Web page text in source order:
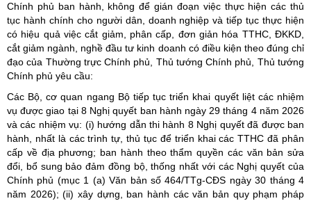
Chính phủ ban hành, không để gián đoạn việc thực hiện các thủ
tục hành chính cho người dân, doanh nghiệp và tiếp tục thực hiện
có hiệu quả việc cắt giảm, phân cấp, đơn giản hóa TTHC, ĐKKD,
cắt giảm ngành, nghề đầu tư kinh doanh có điều kiện theo đúng chỉ
đạo của Thường trực Chính phủ, Thủ tướng Chính phủ, Thủ tướng
Chính phủ yêu cầu:
Các Bộ, cơ quan ngang Bộ tiếp tục triển khai quyết liệt các nhiệm
vụ được giao tại 8 Nghị quyết ban hành ngày 29 tháng 4 năm 2026
và các nhiệm vụ: (i) hướng dẫn thi hành 8 Nghị quyết đã được ban
hành, nhất là các trình tự, thủ tục để triển khai các TTHC đã phân
cấp về địa phương; ban hành theo thẩm quyền các văn bản sửa
đổi, bổ sung bảo đảm đồng bộ, thống nhất với các Nghị quyết của
Chính phủ (mục 1 (a) Văn bản số 464/TTg-CĐS ngày 30 tháng 4
năm 2026); (ii) xây dựng, ban hành các văn bản quy phạm pháp